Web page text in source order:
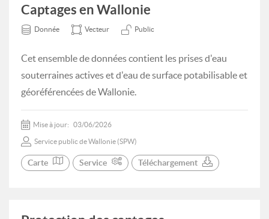
Captages en Wallonie
Donnée Vecteur Public
Cet ensemble de données contient les prises d'eau
souterraines actives et d'eau de surface potabilisable et
géoréférencées de Wallonie.
Mise à jour: 03/06/2026
Service public de Wallonie (SPW)
Carte Service Téléchargement